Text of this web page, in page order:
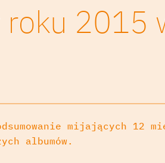
2015
mijających 12
albumów.